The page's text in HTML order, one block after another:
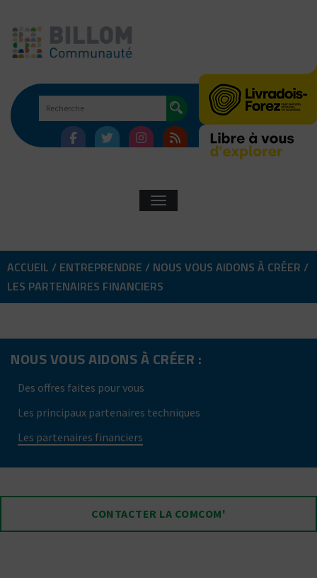
content
AFFICHER/MASQUER LA
ACCUEIL / ENTREPRENDRE / NOUS VOUS AIDONS À CRÉER /
LES PARTENAIRES FINANCIERS
NOUS VOUS AIDONS À CRÉER :
Des offres faites pour vous
Les principaux partenaires techniques
Les partenaires financiers
CONTACTER LA COMCOM'